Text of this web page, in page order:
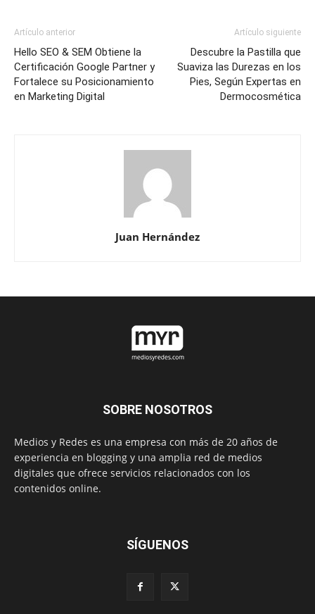
Artículo anterior
Hello SEO & SEM Obtiene la
Certificación Google Partner y
Fortalece su Posicionamiento
en Marketing Digital
Artículo siguiente
Descubre la Pastilla que
Suaviza las Durezas en los
Pies, Según Expertas en
Dermocosmética
Juan Hernández
SOBRE NOSOTROS
Medios y Redes es una empresa con más de 20 años de
experiencia en blogging y una amplia red de medios
digitales que ofrece servicios relacionados con los
contenidos online.
SÍGUENOS